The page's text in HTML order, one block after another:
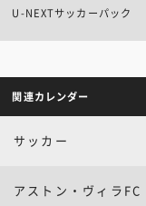
U-NEXTサッカーパック
関連カレンダー
サッカー
アストン・ヴィラFC